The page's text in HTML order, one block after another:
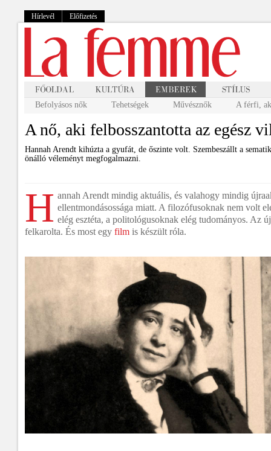
Hírlevél Előfizetés
Befolyásos nők Tehetségek Művésznők A férfi,
A nő, aki felbosszantotta az egész
Hannah Arendt kihúzta a gyufát, de őszinte volt. Szembeszállt a
önálló véleményt megfogalmazni.
H annah Arendt mindig aktuális, és valahogy mindig
ellentmondásossága miatt. A filozófusoknak nem volt
elég esztéta, a politológusoknak elég tudományos. Az
felkarolta. És most egy film is készült róla.